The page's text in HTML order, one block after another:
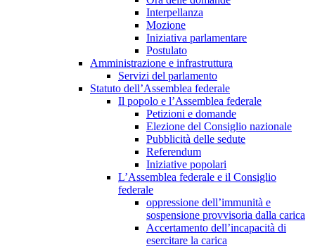
Interpellanza
Mozione
Iniziativa parlamentare
Postulato
Amministrazione e infrastruttura
Servizi del parlamento
Statuto dell’Assemblea federale
Il popolo e l’Assemblea federale
Petizioni e domande
Elezione del Consiglio nazionale
Pubblicità delle sedute
Referendum
Iniziative popolari
L’Assemblea federale e il Consiglio
federale
oppressione dell’immunità e
sospensione provvisoria dalla carica
Accertamento dell’incapacità di
esercitare la carica